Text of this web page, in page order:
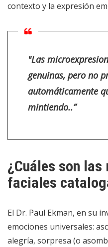
contexto y la expresión
"Las
genuinas, pero no
automáticamente
mintiendo..”
¿Cuáles son
faciales
El Dr. Paul Ekman, en su
emociones universales:
alegría, sorpresa (o